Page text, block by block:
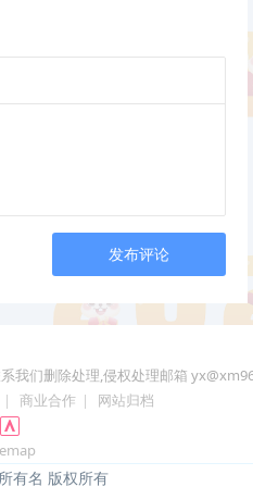
发布评论
我们删除处理,侵权处理邮箱
| 商业合作 | 网站归档
有名 版权所有